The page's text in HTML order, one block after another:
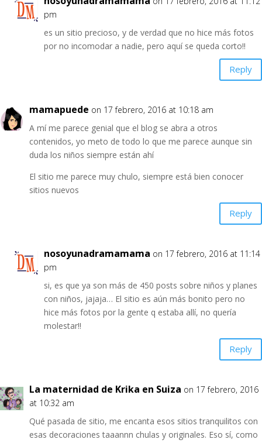
pm
es un sitio precioso, y de verdad que no hice más fotos
por no incomodar a nadie, pero aquí se queda corto!!
Reply
mamapuede on 17 febrero, 2016 at 10:18 am
A mí me parece genial que el blog se abra a otros
contenidos, yo meto de todo lo que me parece aunque sin
duda los niños siempre están ahí
El sitio me parece muy chulo, siempre está bien conocer
sitios nuevos
Reply
nosoyunadramamama on 17 febrero, 2016 at 11:14
pm
si, es que ya son más de 450 posts sobre niños y planes
con niños, jajaja… El sitio es aún más bonito pero no
hice más fotos por la gente q estaba allí, no quería
molestar!!
Reply
La maternidad de Krika en Suiza on 17 febrero, 2016
at 10:32 am
Qué pasada de sitio, me encanta esos sitios tranquilitos con
esas decoraciones taaannn chulas y originales. Eso sí, como